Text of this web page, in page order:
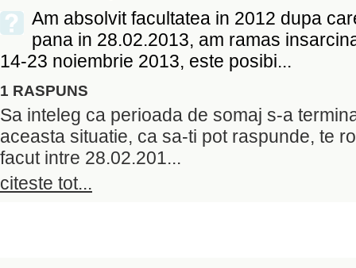
Am absolvit facultatea in 2012 dupa
pana in 28.02.2013, am ramas
14-23 noiembrie 2013, este posibi...
1 RASPUNS
Sa inteleg ca perioada de somaj s-a
aceasta situatie, ca sa-ti pot raspunde, te
facut intre 28.02.201...
citeste tot...